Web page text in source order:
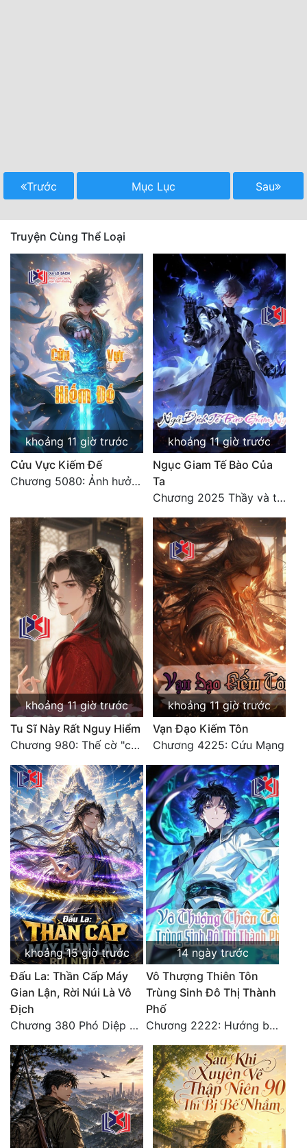
Trước Mục Lục Sau
Truyện Cùng Thể Loại
khoảng 11 giờ trước
Cửu Vực Kiếm Đế
Chương 5080: Ảnh hưởng
khoảng 11 giờ trước
Ngục Giam Tế Bào Của
Ta
Chương 2025 Thầy và trò
khoảng 11 giờ trước
Tu Sĩ Này Rất Nguy Hiểm
Chương 980: Thế cờ "chết đi sống"
khoảng 11 giờ trước
Vạn Đạo Kiếm Tôn
Chương 4225: Cứu Mạng
khoảng 15 giờ trước
Đấu La: Thần Cấp Máy
Gian Lận, Rời Núi Là Vô
Địch
Chương 380 Phó Diệp dẫn toàn tộc Hồn Thú di chuyển đến Sâm La Tinh, chúng thần Thần Giới kinh ngạc!
14 ngày trước
Vô Thượng Thiên Tôn
Trùng Sinh Đô Thị Thành
Phố
Chương 2222: Hướng biên thành xuất phát! (Đại kết cục)